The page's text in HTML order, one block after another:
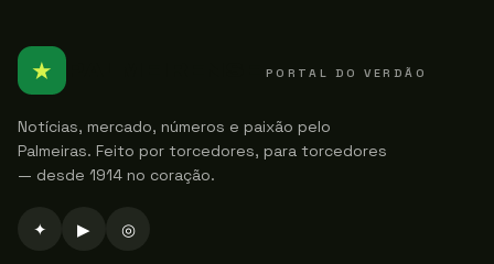
★ PORTAL DO VERDÃO
Notícias, mercado, números e paixão pelo
Palmeiras. Feito por torcedores, para torcedores
— desde 1914 no coração.
✦ ▶ ◎